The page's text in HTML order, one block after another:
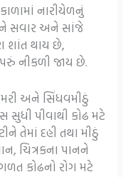
નારીયેળનું
સવાર અને સાંજે
શાંત થાય છે,
નીકળી જાય છે.
મરી અને સિંધવમીઠું
પીવાથી કોઢ મટે
તેમાં દહી તથા મીઠું
ચિત્રકના પાનને
કોઢનો રોગ મટે